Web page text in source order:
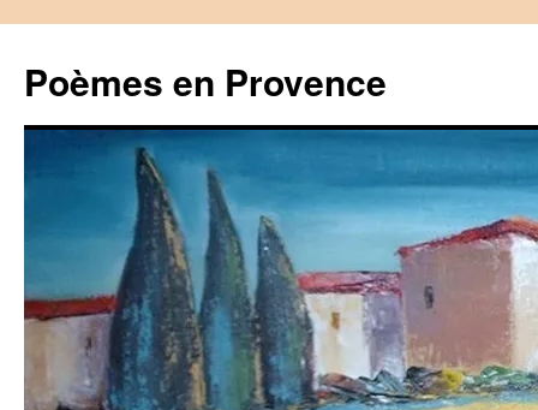
contenu
Poèmes en Provence